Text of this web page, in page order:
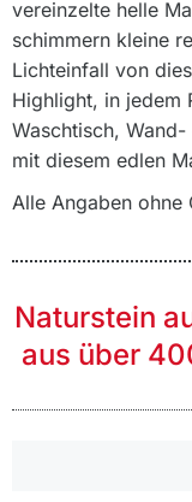
vereinzelte helle
schimmern kleine
Lichteinfall von
Highlight, in jedem
Waschtisch,
mit diesem edlen
Alle Angaben ohne
Naturstein
aus über